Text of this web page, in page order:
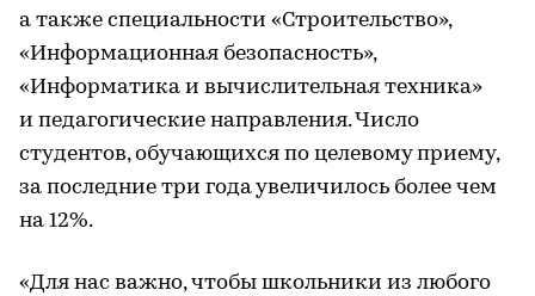
а также специальности «Строительство»,
«Информационная безопасность»,
«Информатика и вычислительная техника»
и педагогические направления. Число
студентов, обучающихся по целевому приему,
за последние три года увеличилось более чем
на 12%.
«Для нас важно, чтобы школьники из любого